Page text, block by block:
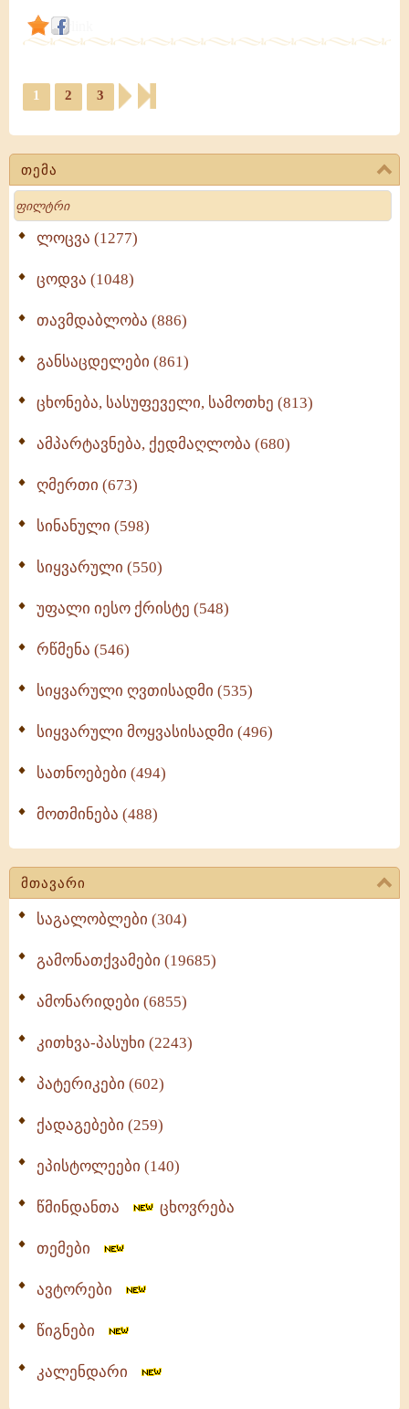
თემა
Search
ლოცვა (1277)
ცოდვა (1048)
თავმდაბლობა (886)
განსაცდელები (861)
ცხონება, სასუფეველი, სამოთხე (813)
ამპარტავნება, ქედმაღლობა (680)
ღმერთი (673)
სინანული (598)
სიყვარული (550)
უფალი იესო ქრისტე (548)
რწმენა (546)
სიყვარული ღვთისადმი (535)
სიყვარული მოყვასისადმი (496)
სათნოებები (494)
მოთმინება (488)
მთავარი
საგალობლები (304)
გამონათქვამები (19685)
ამონარიდები (6855)
კითხვა-პასუხი (2243)
პატერიკები (602)
ქადაგებები (259)
ეპისტოლეები (140)
წმინდანთა ცხოვრება
თემები
ავტორები
წიგნები
კალენდარი
1 2 3